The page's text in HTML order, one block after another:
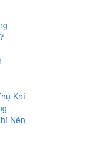
Khí
Nén